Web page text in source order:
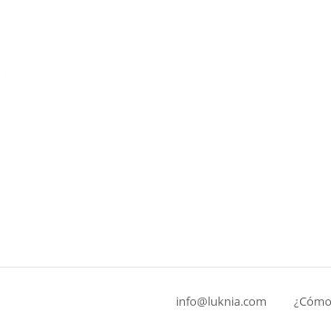
info@luknia.com